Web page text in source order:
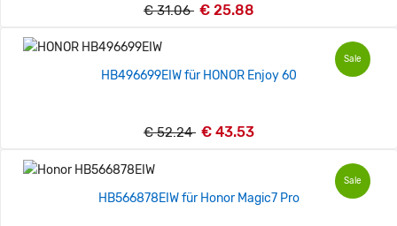
€ 31.06 € 25.88
Sale
HB496699EIW für HONOR Enjoy 60
€ 52.24 € 43.53
Sale
HB566878EIW für Honor Magic7 Pro